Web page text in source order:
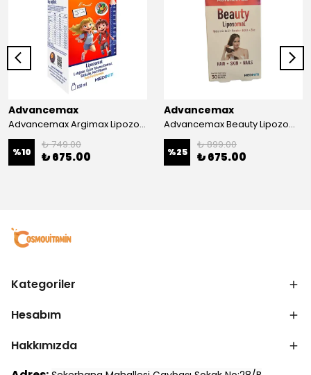
Advancemax
Advancemax Argimax Lipozomal Sıvı 150 ml 8684375607587
%10
₺ 749.00
₺ 675.00
Advancemax
Advancemax Beauty Lipozomal Hyalüronik Asit Keratin Biotin Zn 30 Kapsül 8684375607556
%25
₺ 899.00
₺ 675.00
Kategoriler
Hesabım
Hakkımızda